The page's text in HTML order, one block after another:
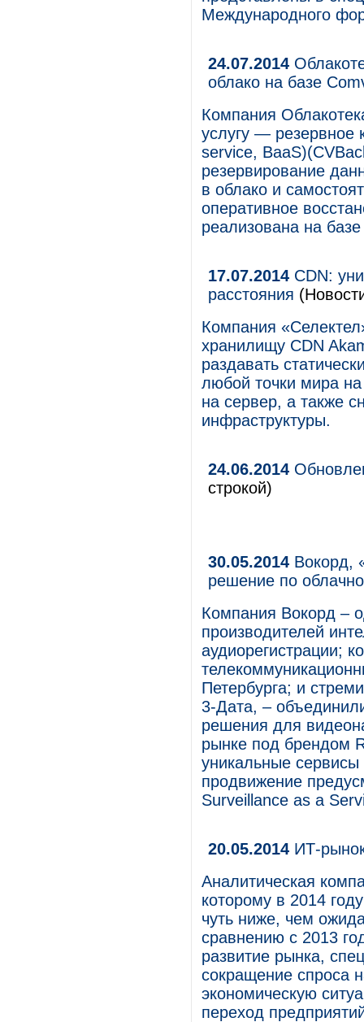
Международного
24.07.2014
облако на базе
Компания
услугу — резервное
service,
резервирование
в облако и
оперативное
реализована на
17.07.2014 СDN:
расстояния
Компания
хранилищу CDN
раздавать
любой точки мира на
на сервер, а также
инфраструктуры.
24.06.2014
строкой)
30.05.2014 Вокорд,
решение по
Компания Вокорд –
производителей
аудиорегистрации;
Петербурга; и
3-Дата, –
решения для
рынке под брендом
уникальные
продвижение
Surveillance as a
20.05.2014 ИТ-
Аналитическая
которому в 2014
чуть ниже, чем
сравнению с 2013
развитие рынка,
сокращение спроса
экономическую
переход